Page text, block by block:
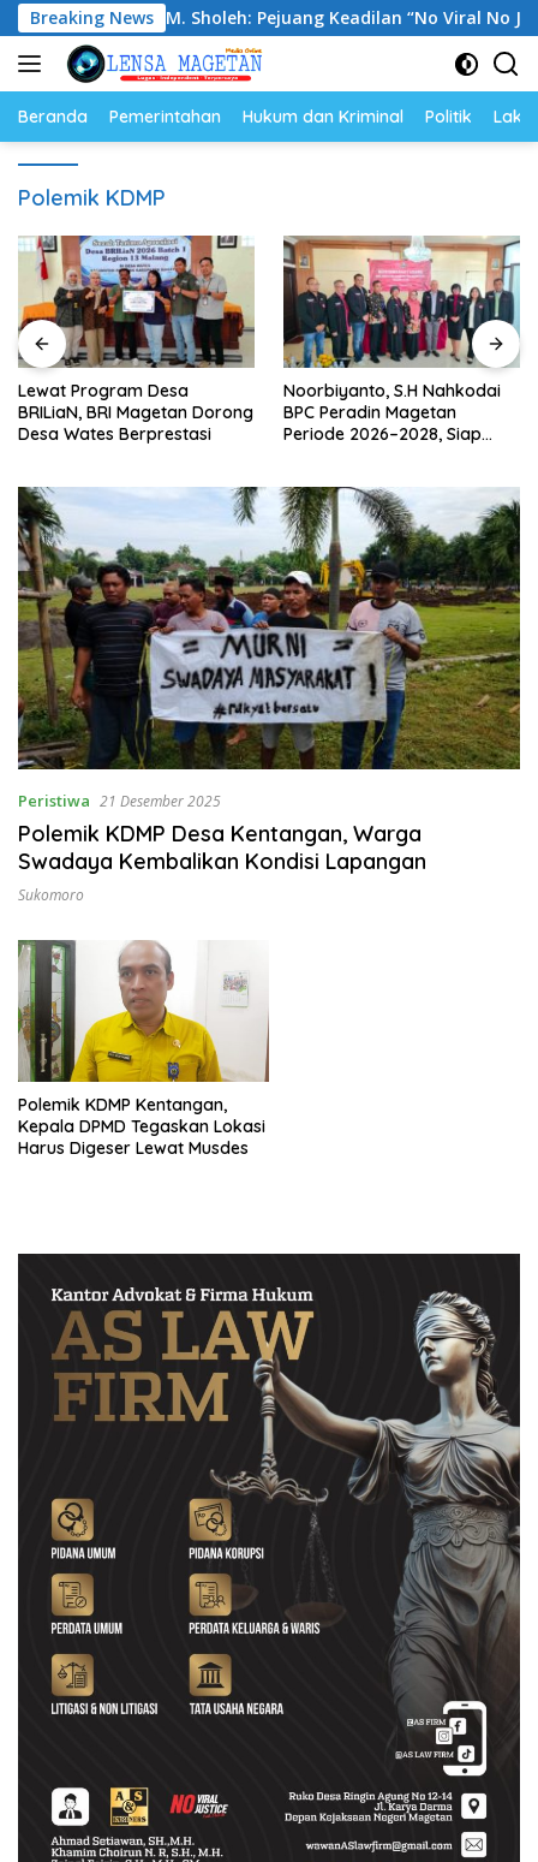
Langsung
ke
konten
Breaking News
Kenang M. Sholeh: Pejuang Keadilan “No Viral No Justice”
Beranda Pemerintahan Hukum dan Kriminal Politik
Polemik KDMP
Lewat Program Desa
BRILiaN, BRI Magetan Dorong
Desa Wates Berprestasi
Noorbiyanto, S.H Nahkodai
BPC Peradin Magetan
Periode 2026–2028, Siap
Peristiwa 21 Desember 2025
Polemik KDMP Desa Kentangan, Warga
Swadaya Kembalikan Kondisi Lapangan
Sukomoro
Polemik KDMP Kentangan,
Kepala DPMD Tegaskan Lokasi
Harus Digeser Lewat Musdes